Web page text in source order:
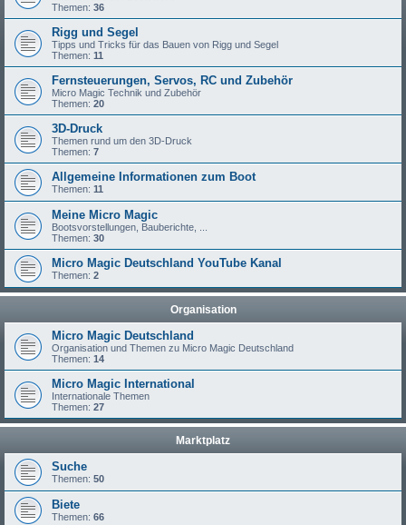
Themen: 36
Rigg und Segel
Tipps und Tricks für das Bauen von Rigg und Segel
Themen: 11
Fernsteuerungen, Servos, RC und Zubehör
Micro Magic Technik und Zubehör
Themen: 20
3D-Druck
Themen rund um den 3D-Druck
Themen: 7
Allgemeine Informationen zum Boot
Themen: 11
Meine Micro Magic
Bootsvorstellungen, Bauberichte, ...
Themen: 30
Micro Magic Deutschland YouTube Kanal
Themen: 2
Organisation
Micro Magic Deutschland
Organisation und Themen zu Micro Magic Deutschland
Themen: 14
Micro Magic International
Internationale Themen
Themen: 27
Marktplatz
Suche
Themen: 50
Biete
Themen: 66